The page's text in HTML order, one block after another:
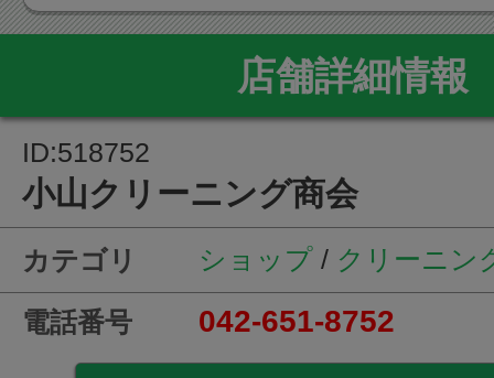
店舗詳細情報
ID:518752
小山クリーニング商会
カテゴリ ショップ / クリーニン
電話番号 042-651-8752